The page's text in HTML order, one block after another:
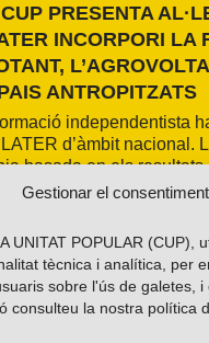
Gestionar el
UNITAT POPULAR (CUP),
tècnica i analítica, per
sobre l'ús de galetes,
consulteu la nostra política
PRESENTA
INCORPORI LA
ANTROPITZATS
independentista
d’àmbit nacional.
basada en els resultats
i amb la voluntat